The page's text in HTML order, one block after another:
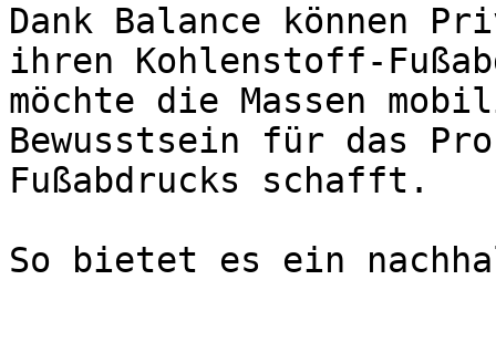
Dank Balance können
ihren Kohlenstoff-
möchte die Massen
Bewusstsein für das
Fußabdrucks schafft.